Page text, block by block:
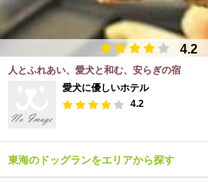
4.2
人とふれあい、愛犬と和む、安らぎの宿
愛犬に優しいホテル
4.2
東海のドッグランをエリアから探す